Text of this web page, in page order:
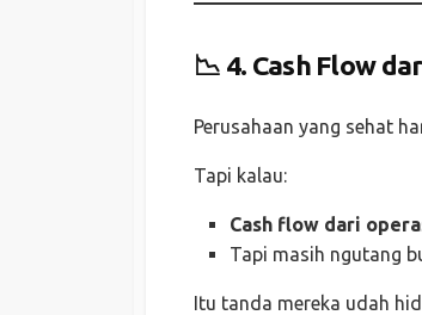
📉 4. Cash Flow
Perusahaan yang sehat
Tapi kalau:
Cash flow dari
Tapi masih ngutang
Itu tanda mereka udah